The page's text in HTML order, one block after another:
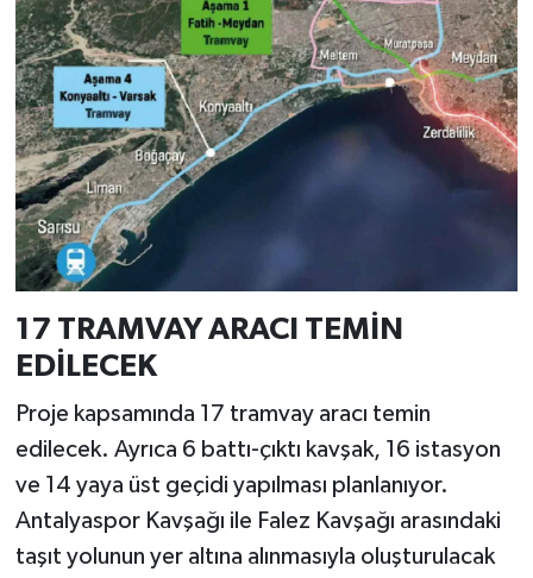
17 TRAMVAY ARACI TEMİN
EDİLECEK
Proje kapsamında 17 tramvay aracı temin
edilecek. Ayrıca 6 battı-çıktı kavşak, 16 istasyon
ve 14 yaya üst geçidi yapılması planlanıyor.
Antalyaspor Kavşağı ile Falez Kavşağı arasındaki
taşıt yolunun yer altına alınmasıyla oluşturulacak